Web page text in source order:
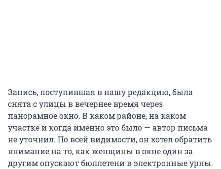
Запись, поступившая в нашу редакцию, была
снята с улицы в вечернее время через
панорамное окно. В каком районе, на каком
участке и когда именно это было — автор письма
не уточнил. По всей видимости, он хотел обратить
внимание на то, как женщины в окне один за
другим опускают бюллетени в электронные урны.